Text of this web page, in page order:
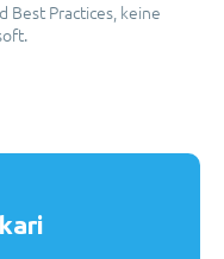
Best Practices, keine